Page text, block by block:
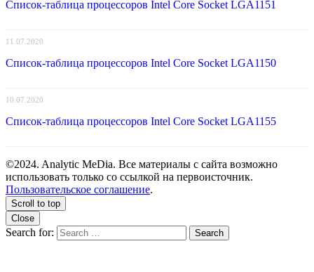
Список-таблица процессоров Intel Core Socket LGA1151
11.07.2020
Список-таблица процессоров Intel Core Socket LGA1150
10.07.2020
Список-таблица процессоров Intel Core Socket LGA1155
©2024. Analytic MeDia. Все материалы с сайта возможно
использовать только со ссылкой на первоисточник.
Пользовательское соглашение.
Scroll to top
Close
Search for: Search